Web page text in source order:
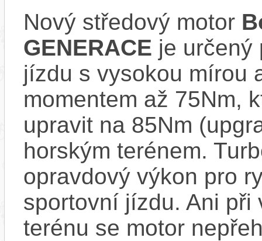
Nový středový motor
GENERACE je určený
jízdu s vysokou mírou
momentem až 75Nm,
upravit na 85Nm
horským terénem.
opravdový výkon pro
sportovní jízdu. Ani
terénu se motor